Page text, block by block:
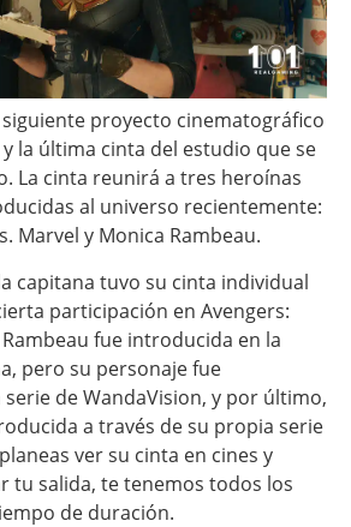
siguiente proyecto cinematográfico
la última cinta del estudio que se
La cinta reunirá a tres heroínas
al universo recientemente:
Marvel y Monica Rambeau.
capitana tuvo su cinta individual
participación en Avengers:
fue introducida en la
pero su personaje fue
de WandaVision, y por último,
a través de su propia serie
ver su cinta en cines y
tu salida, te tenemos todos los
de duración.